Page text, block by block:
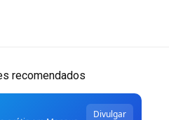
recomendados
Divulgar